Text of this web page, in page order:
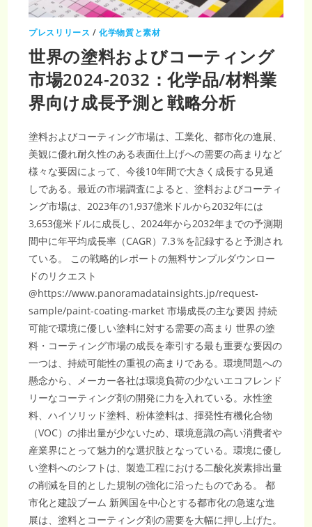
プレスリリース /化学物質と素材
世界の塗料およびコーティング
市場2024-2032：化学品/材料業
界向け成長予測と戦略分析
塗料およびコーティング市場は、工業化、都市化の進展、
美観に優れ耐久性のある表面仕上げへの需要の高まりなど
様々な要因によって、今後10年間で大きく成長する見通
しである。最近の市場調査によると、塗料およびコーティ
ング市場は、2023年の1,937億米ドルから2032年には
3,653億米ドルに成長し、2024年から2032年までの予測期
間中に年平均成長率（CAGR）7.3％を記録すると予測され
ている。 この戦略的レポートの無料サンプルダウンロー
ドのリクエスト
@https://www.panoramadatainsights.jp/request-
sample/paint-coating-market 市場成長の主な要因 持続
可能で環境に優しい塗料に対する需要の高まり 世界の塗
料・コーティング市場の成長を牽引する最も重要な要因の
一つは、持続可能性の重視の高まりである。環境問題への
懸念から、メーカー各社は環境負荷の少ないエコフレンド
リーなコーティング剤の開発に力を入れている。水性塗
料、ハイソリッド塗料、粉体塗料は、揮発性有機化合物
（VOC）の排出量が少ないため、環境意識の高い消費者や
産業界にとって魅力的な選択肢となっている。環境に優し
い塗料へのシフトは、製造工程における二酸化炭素排出量
の削減を目的とした規制の強化に沿ったものである。 都
市化と建設ブーム 新興国を中心とする都市化の急速な進
展は、塗料とコーティング剤の需要を大幅に押し上げた。